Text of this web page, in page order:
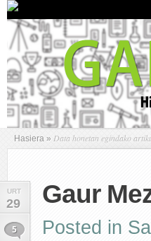
Hasiera » Data honetan egindako
URT
29
5
Gaur
Posted in